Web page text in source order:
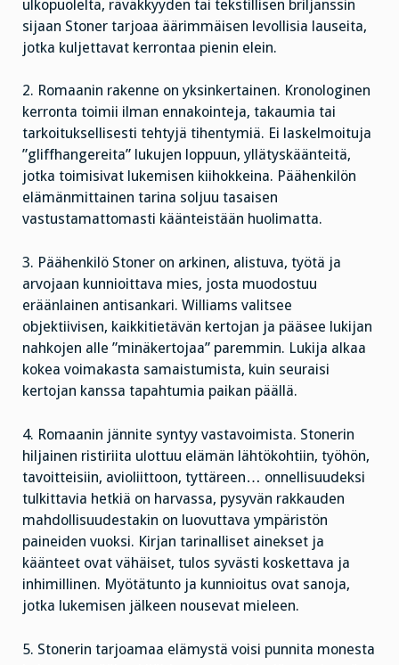
ulkopuolelta, räväkkyyden tai tekstillisen briljanssin
sijaan Stoner tarjoaa äärimmäisen levollisia lauseita,
jotka kuljettavat kerrontaa pienin elein.
2. Romaanin rakenne on yksinkertainen. Kronologinen
kerronta toimii ilman ennakointeja, takaumia tai
tarkoituksellisesti tehtyjä tihentymiä. Ei laskelmoituja
”gliffhangereita” lukujen loppuun, yllätyskäänteitä,
jotka toimisivat lukemisen kiihokkeina. Päähenkilön
elämänmittainen tarina soljuu tasaisen
vastustamattomasti käänteistään huolimatta.
3. Päähenkilö Stoner on arkinen, alistuva, työtä ja
arvojaan kunnioittava mies, josta muodostuu
eräänlainen antisankari. Williams valitsee
objektiivisen, kaikkitietävän kertojan ja pääsee lukijan
nahkojen alle ”minäkertojaa” paremmin. Lukija alkaa
kokea voimakasta samaistumista, kuin seuraisi
kertojan kanssa tapahtumia paikan päällä.
4. Romaanin jännite syntyy vastavoimista. Stonerin
hiljainen ristiriita ulottuu elämän lähtökohtiin, työhön,
tavoitteisiin, avioliittoon, tyttäreen… onnellisuudeksi
tulkittavia hetkiä on harvassa, pysyvän rakkauden
mahdollisuudestakin on luovuttava ympäristön
paineiden vuoksi. Kirjan tarinalliset ainekset ja
käänteet ovat vähäiset, tulos syvästi koskettava ja
inhimillinen. Myötätunto ja kunnioitus ovat sanoja,
jotka lukemisen jälkeen nousevat mieleen.
5. Stonerin tarjoamaa elämystä voisi punnita monesta